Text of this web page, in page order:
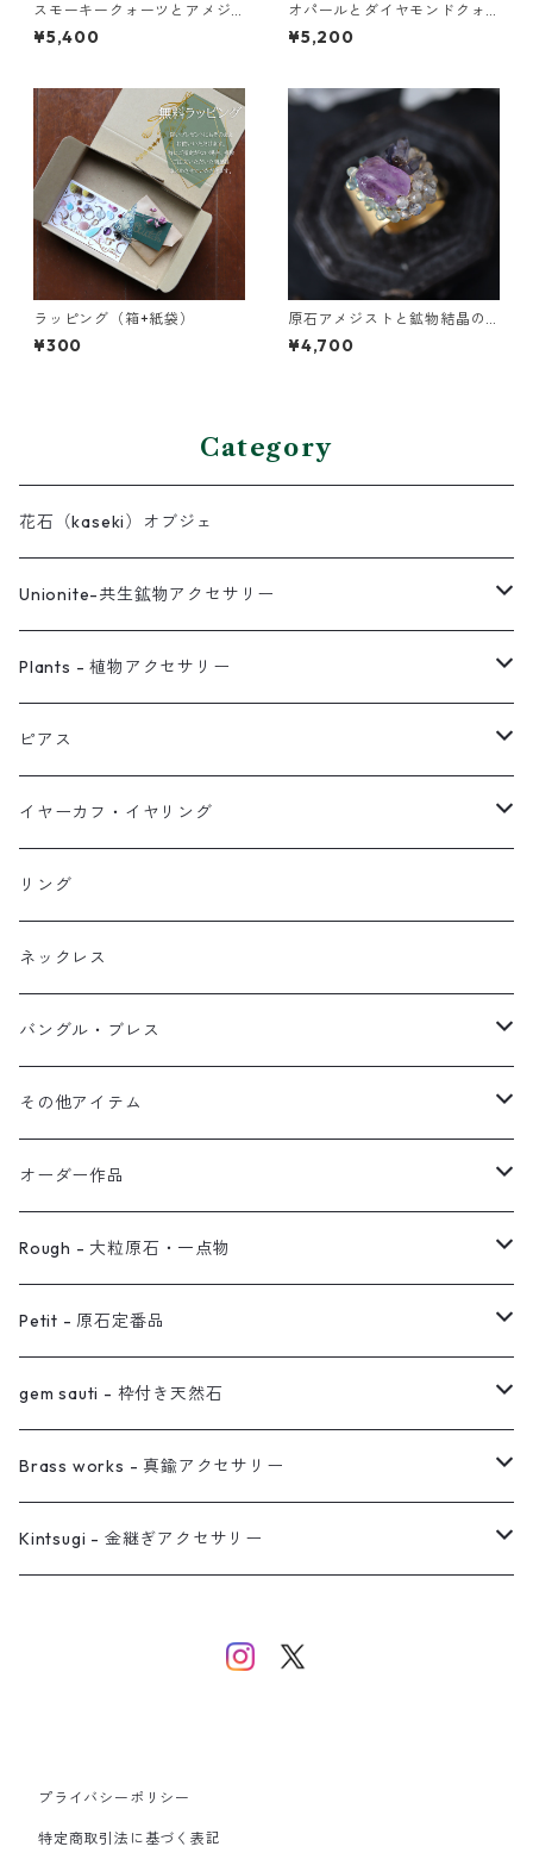
スモーキークォーツとアメジ
ストの真鍮3連バングル
¥5,400
オパールとダイヤモンドクォ
ーツのイヤーカフ
¥5,200
ラッピング（箱+紙袋）
¥300
原石アメジストと鉱物結晶の
真鍮幅広イヤーカフ
¥4,700
Category
花石（kaseki）オブジェ
Unionite-共生鉱物アクセサリー
ピアス
ネックレス
イヤーカフ
イヤリング
Plants - 植物アクセサリー
ピアス
ネックレス
リング
ブレス
オブジェ
イヤーカフ
ピアス
スタッド・一粒
フック・ぶら下がり
フープ
イヤーカフ・イヤリング
原石イヤーカフ
植物イヤーカフ
ぶら下がりイヤーカフ
2連イヤーカフ
イヤリング対応
ノンホールピアス
オーダー用ページ
真鍮イヤーカフ
リング
ネックレス
バングル・ブレス
ブレスレット
バングル
その他アイテム
ブローチ
ヘアアクセサリー
オーダー作品
リング
ネックレス
ピアス
イヤーカフ
バングル
Rough - 大粒原石・一点物
ピアス
リング
ネックレス
イヤーカフ
Petit - 原石定番品
ピアス
リング
ネックレス
gem sauti - 枠付き天然石
ピアス
ネックレス
Brass works - 真鍮アクセサリー
リング
バングル
Kintsugi - 金継ぎアクセサリー
プライバシーポリシー
特定商取引法に基づく表記